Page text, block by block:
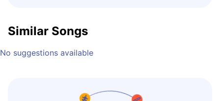
Similar Songs
No suggestions available